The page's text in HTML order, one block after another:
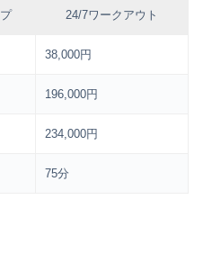
24/7ワークアウト
38,000円
196,000円
234,000円
75分